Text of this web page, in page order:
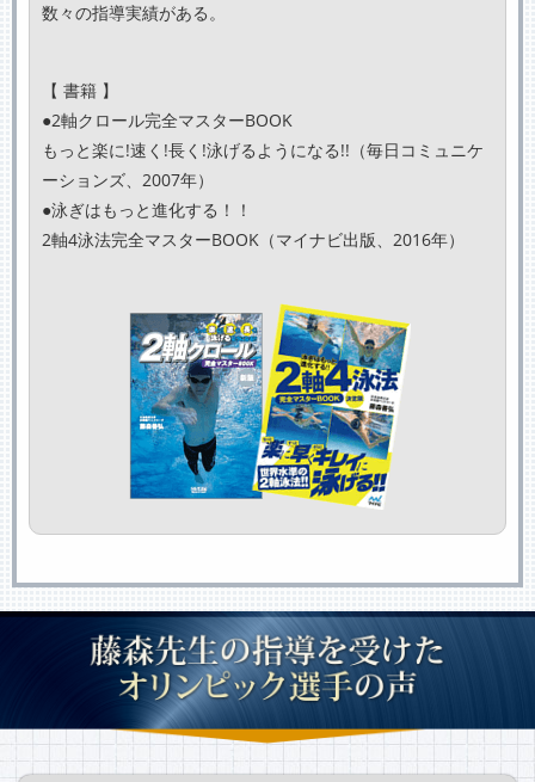
数々の指導実績がある。
【 書籍 】
●2軸クロール完全マスターBOOK
もっと楽に!速く!長く!泳げるようになる!!（毎日コミュニケ
ーションズ、2007年）
●泳ぎはもっと進化する！！
2軸4泳法完全マスターBOOK（マイナビ出版、2016年）